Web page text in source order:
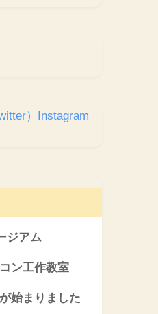
） Instagram
ジアム
ン工作教室
始まりました